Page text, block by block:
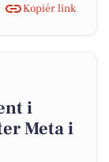
Kopiér link
i
Meta i